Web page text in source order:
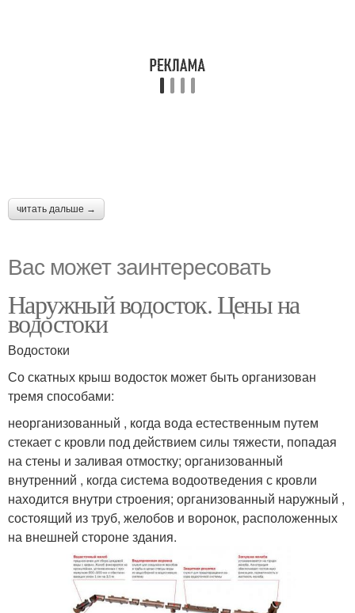
читать дальше →
Вас может заинтересовать
Наружный водосток. Цены на
водостоки
Водостоки
Со скатных крыш водосток может быть организован
тремя способами:
неорганизованный , когда вода естественным путем
стекает с кровли под действием силы тяжести, попадая
на стены и заливая отмостку; организованный
внутренний , когда система водоотведения с кровли
находится внутри строения; организованный наружный ,
состоящий из труб, желобов и воронок, расположенных
на внешней стороне здания.